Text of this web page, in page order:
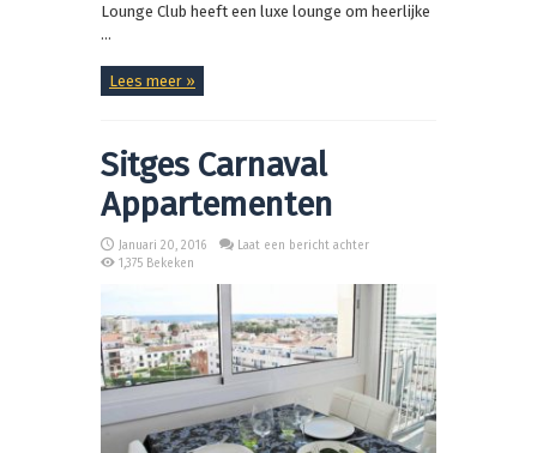
Lounge Club heeft een luxe lounge om heerlijke
...
Lees meer »
Sitges Carnaval
Appartementen
Januari 20, 2016
Laat een bericht achter
1,375 Bekeken